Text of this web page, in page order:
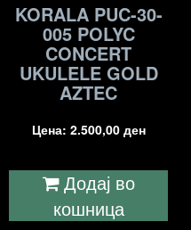
KORALA PUC-30-
005 POLYC
CONCERT
UKULELE GOLD
AZTEC
Цена: 2.500,00 ден
Додај во
кошница